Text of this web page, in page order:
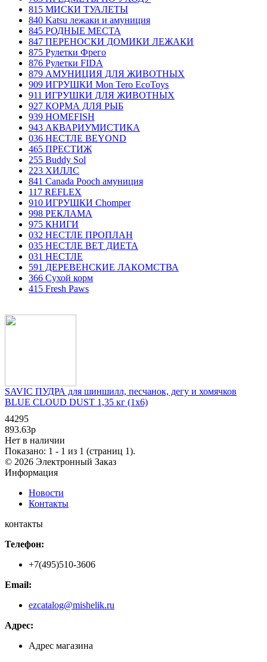
815 МИСКИ ТУАЛЕТЫ
840 Katsu лежаки и амуниция
845 РОДНЫЕ МЕСТА
847 ПЕРЕНОСКИ ДОМИКИ ЛЕЖАКИ
875 Рулетки Фрего
876 Рулетки FIDA
879 АМУНИЦИЯ ДЛЯ ЖИВОТНЫХ
909 ИГРУШКИ Mon Tero EcoToys
911 ИГРУШКИ ДЛЯ ЖИВОТНЫХ
927 КОРМА ДЛЯ РЫБ
939 HOMEFISH
943 АКВАРИУМИСТИКА
036 НЕСТЛЕ BEYOND
465 ПРЕСТИЖ
255 Buddy Sol
223 ХИЛЛC
841 Canada Poоch амуниция
117 REFLEX
910 ИГРУШКИ Chomper
998 РЕКЛАМА
975 КНИГИ
032 НЕСТЛЕ ПРОПЛАН
035 НЕСТЛЕ ВЕТ ДИЕТА
031 НЕСТЛЕ
591 ДЕРЕВЕНСКИЕ ЛАКОМСТВА
366 Сухой корм
415 Fresh Paws
SAVIC ПУДРА для шиншилл, песчанок, дегу и хомячков
BLUE CLOUD DUST 1,35 кг (1х6)
44295
893.63р
Нет в наличии
Показано: 1 - 1 из 1 (страниц 1).
© 2026 Электронный Заказ
Информация
Новости
Контакты
контакты
Телефон:
+7(495)510-3606
Email:
ezcatalog@mishelik.ru
Адрес:
Адрес магазина